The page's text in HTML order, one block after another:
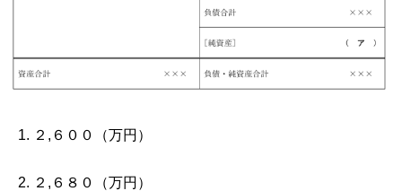
２,６００（万円）
２,６８０（万円）